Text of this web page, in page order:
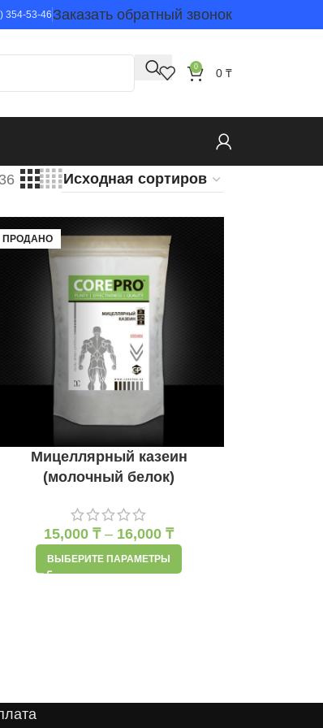
354-53-46Заказать обратный звонок
0 0 ₸
36
ПРОДАНО
Мицеллярный казеин
(молочный белок)
15,000₸ – 16,000₸
ВЫБЕРИТЕ ПАРАМЕТРЫ